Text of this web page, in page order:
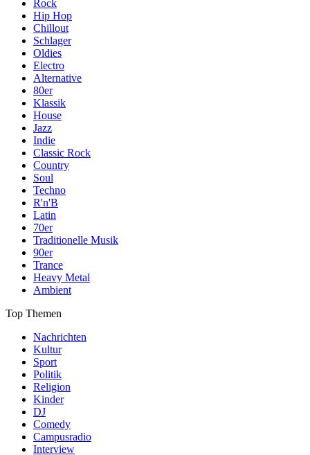
Rock
Hip Hop
Chillout
Schlager
Oldies
Electro
Alternative
80er
Klassik
House
Jazz
Indie
Classic Rock
Country
Soul
Techno
R'n'B
Latin
70er
Traditionelle Musik
90er
Trance
Heavy Metal
Ambient
Top Themen
Nachrichten
Kultur
Sport
Politik
Religion
Kinder
DJ
Comedy
Campusradio
Interview